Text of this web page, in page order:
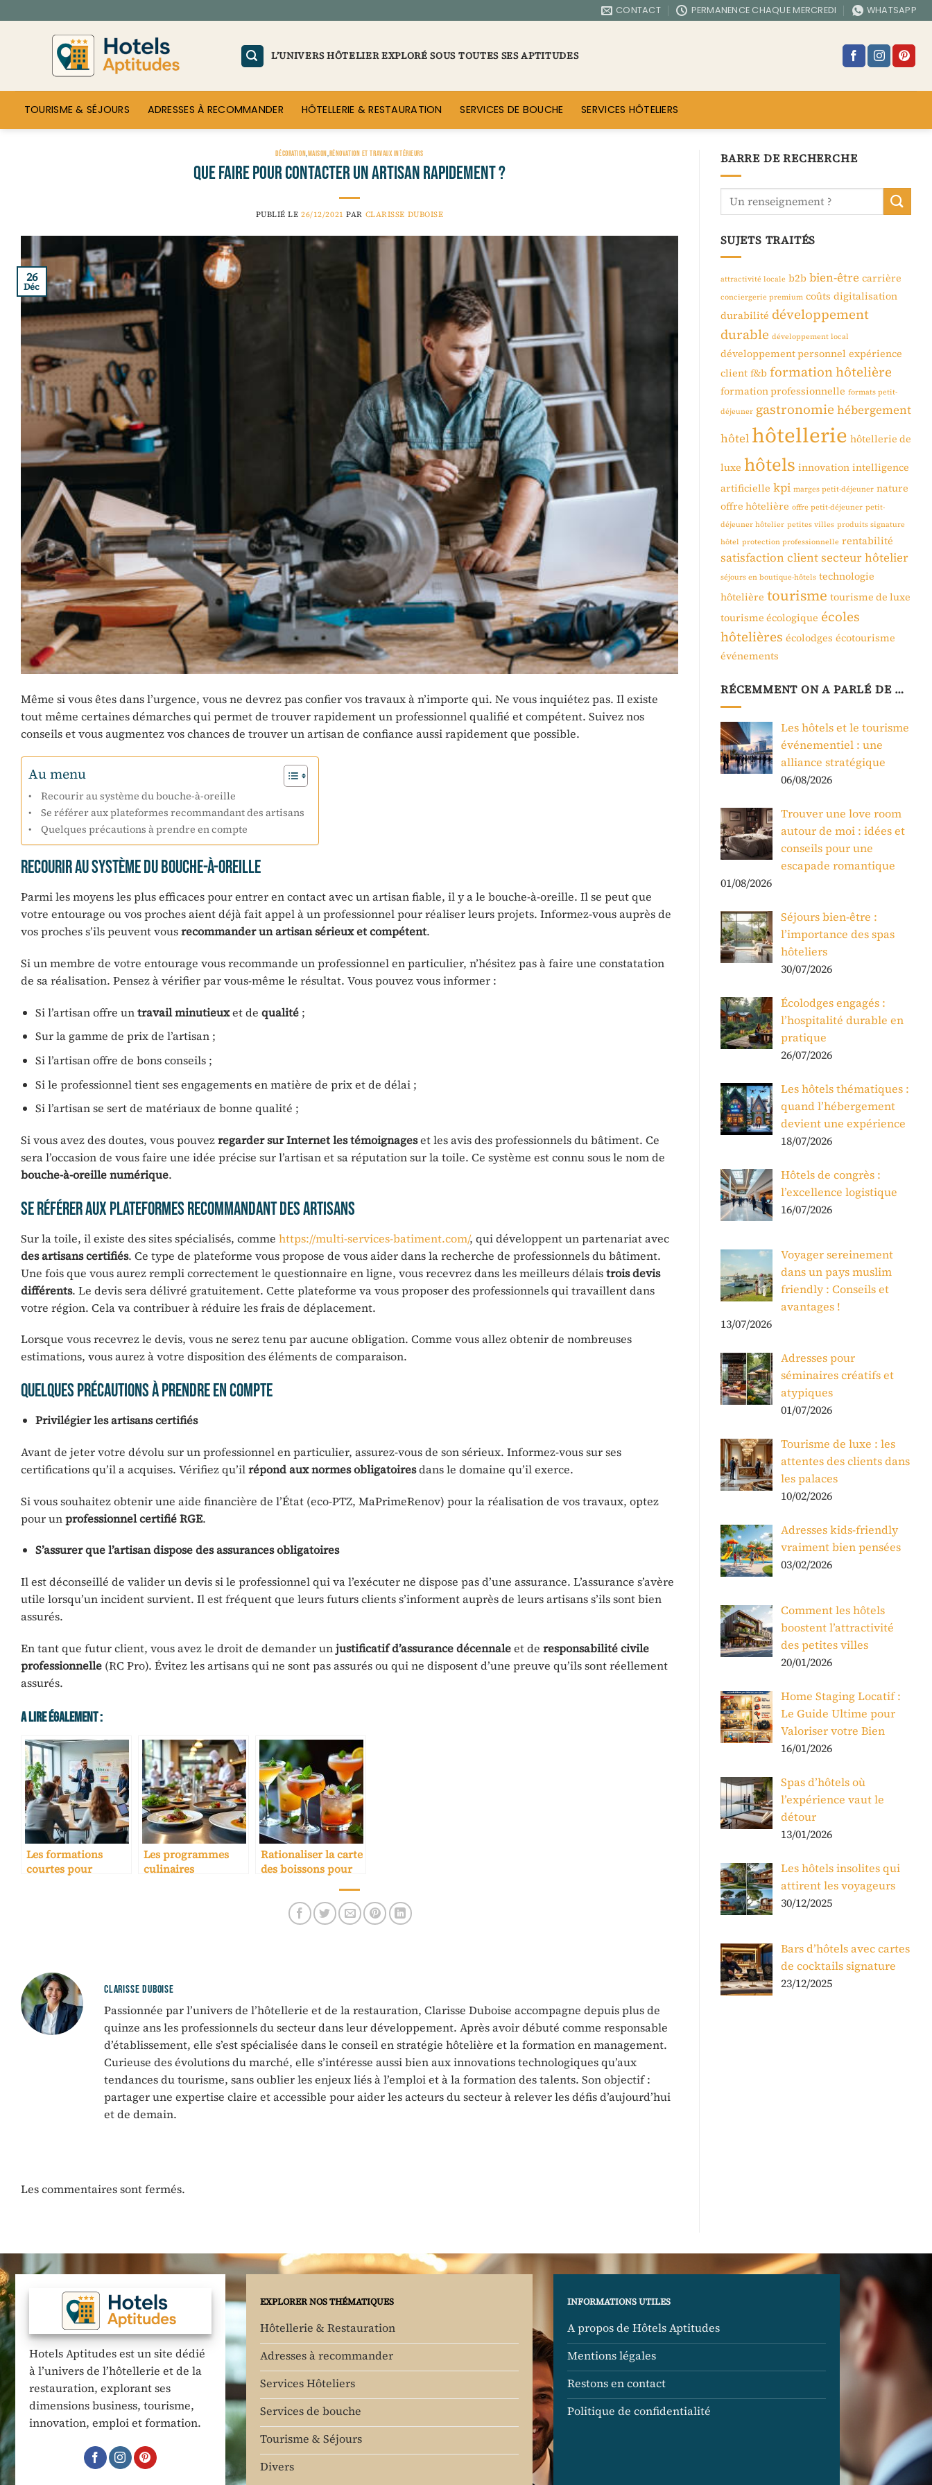
au
CONTACT PERMANENCE CHAQUE MERCREDI WHATSAPP
L’UNIVERS HÔTELIER EXPLORÉ SOUS TOUTES SES APTITUDES
TOURISME & SÉJOURS ADRESSES À RECOMMANDER HÔTELLERIE & RESTAURATION SERVICES DE BOUCHE SERVICES HÔTELIERS
DÉCORATION,MAISON,RÉNOVATION ET TRAVAUX INTÉRIEURS
Que faire pour contacter un artisan rapidement ?
PUBLIÉ LE26/12/2021 PAR CLARISSE DUBOISE
26
Déc
Même si vous êtes dans l’urgence, vous ne devrez pas confier vos travaux à n’importe qui. Ne vous inquiétez pas. Il existe
tout même certaines démarches qui permet de trouver rapidement un professionnel qualifié et compétent. Suivez nos
conseils et vous augmentez vos chances de trouver un artisan de confiance aussi rapidement que possible.
Au menu
Recourir au système du bouche-à-oreille
Se référer aux plateformes recommandant des artisans
Quelques précautions à prendre en compte
Recourir au système du bouche-à-oreille
Parmi les moyens les plus efficaces pour entrer en contact avec un artisan fiable, il y a le bouche-à-oreille. Il se peut que
votre entourage ou vos proches aient déjà fait appel à un professionnel pour réaliser leurs projets. Informez-vous auprès de
vos proches s’ils peuvent vousrecommander un artisan sérieux et compétent.
Si un membre de votre entourage vous recommande un professionnel en particulier, n’hésitez pas à faire une constatation
de sa réalisation. Pensez à vérifier par vous-même le résultat. Vous pouvez vous informer :
Si l’artisan offre untravail minutieuxet de qualité;
Sur la gamme de prix de l’artisan ;
Si l’artisan offre de bons conseils ;
Si le professionnel tient ses engagements en matière de prix et de délai ;
Si l’artisan se sert de matériaux de bonne qualité ;
Si vous avez des doutes, vous pouvezregarder sur Internet les témoignageset les avis des professionnels du bâtiment. Ce
sera l’occasion de vous faire une idée précise sur l’artisan et sa réputation sur la toile. Ce système est connu sous le nom de
bouche-à-oreille numérique.
Se référer aux plateformes recommandant des artisans
Sur la toile, il existe des sites spécialisés, comme https://multi-services-batiment.com/, qui développent un partenariat avec
des artisans certifiés. Ce type de plateforme vous propose de vous aider dans la recherche de professionnels du bâtiment.
Une fois que vous aurez rempli correctement le questionnaire en ligne, vous recevrez dans les meilleurs délaistrois devis
différents. Le devis sera délivré gratuitement. Cette plateforme va vous proposer des professionnels qui travaillent dans
votre région. Cela va contribuer à réduire les frais de déplacement.
Lorsque vous recevrez le devis, vous ne serez tenu par aucune obligation. Comme vous allez obtenir de nombreuses
estimations, vous aurez à votre disposition des éléments de comparaison.
Quelques précautions à prendre en compte
Privilégier les artisans certifiés
Avant de jeter votre dévolu sur un professionnel en particulier, assurez-vous de son sérieux. Informez-vous sur ses
certifications qu’il a acquises. Vérifiez qu’ilrépond aux normes obligatoiresdans le domaine qu’il exerce.
Si vous souhaitez obtenir une aide financière de l’État (eco-PTZ, MaPrimeRenov) pour la réalisation de vos travaux, optez
pour unprofessionnel certifié RGE.
S’assurer que l’artisan dispose des assurances obligatoires
Il est déconseillé de valider un devis si le professionnel qui va l’exécuter ne dispose pas d’une assurance. L’assurance s’avère
utile lorsqu’un incident survient. Il est fréquent que leurs futurs clients s’informent auprès de leurs artisans s’ils sont bien
assurés.
En tant que futur client, vous avez le droit de demander unjustificatif d’assurance décennaleet de responsabilité civile
professionnelle (RC Pro). Évitez les artisans qui ne sont pas assurés ou qui ne disposent d’une preuve qu’ils sont réellement
assurés.
A Lire Également :
Les formations
courtes pour
Les programmes
culinaires
Rationaliser la carte
des boissons pour
CLARISSE DUBOISE
Passionnée par l’univers de l’hôtellerie et de la restauration, Clarisse Duboise accompagne depuis plus de
quinze ans les professionnels du secteur dans leur développement. Après avoir débuté comme responsable
d’établissement, elle s’est spécialisée dans le conseil en stratégie hôtelière et la formation en management.
Curieuse des évolutions du marché, elle s’intéresse aussi bien aux innovations technologiques qu’aux
tendances du tourisme, sans oublier les enjeux liés à l’emploi et à la formation des talents. Son objectif :
partager une expertise claire et accessible pour aider les acteurs du secteur à relever les défis d’aujourd’hui
et de demain.
Les commentaires sont fermés.
BARRE DE RECHERCHE
SUJETS TRAITÉS
attractivité locale b2b bien-être carrière
conciergerie premium coûts digitalisation
durabilité développement
durable développement local
développement personnel expérience
client f&b formation hôtelière
formation professionnelle formats petit-
déjeuner gastronomie hébergement
hôtel hôtellerie hôtellerie de
luxe hôtels innovation intelligence
artificielle kpi marges petit-déjeuner nature
offre hôtelière offre petit-déjeuner petit-
déjeuner hôtelier petites villes produits signature
hôtel protection professionnelle rentabilité
satisfaction clientsecteur hôtelier
séjours en boutique-hôtels technologie
hôtelière tourisme tourisme de luxe
tourisme écologique écoles
hôtelières écolodges écotourisme
événements
RÉCEMMENT ON A PARLÉ DE …
Les hôtels et le tourisme
événementiel : une
alliance stratégique
06/08/2026
Trouver une love room
autour de moi : idées et
conseils pour une
escapade romantique
01/08/2026
Séjours bien-être :
l’importance des spas
hôteliers
30/07/2026
Écolodges engagés :
l’hospitalité durable en
pratique
26/07/2026
Les hôtels thématiques :
quand l’hébergement
devient une expérience
18/07/2026
Hôtels de congrès :
l’excellence logistique
16/07/2026
Voyager sereinement
dans un pays muslim
friendly : Conseils et
avantages !
13/07/2026
Adresses pour
séminaires créatifs et
atypiques
01/07/2026
Tourisme de luxe : les
attentes des clients dans
les palaces
10/02/2026
Adresses kids-friendly
vraiment bien pensées
03/02/2026
Comment les hôtels
boostent l’attractivité
des petites villes
20/01/2026
Home Staging Locatif :
Le Guide Ultime pour
Valoriser votre Bien
16/01/2026
Spas d’hôtels où
l’expérience vaut le
détour
13/01/2026
Les hôtels insolites qui
attirent les voyageurs
30/12/2025
Bars d’hôtels avec cartes
de cocktails signature
23/12/2025
Hotels Aptitudes est un site dédié
à l’univers de l’hôtellerie et de la
restauration, explorant ses
dimensions business, tourisme,
innovation, emploi et formation.
EXPLORER NOS THÉMATIQUES
Hôtellerie & Restauration
Adresses à recommander
Services Hôteliers
Services de bouche
Tourisme & Séjours
Divers
INFORMATIONS UTILES
A propos de Hôtels Aptitudes
Mentions légales
Restons en contact
Politique de confidentialité